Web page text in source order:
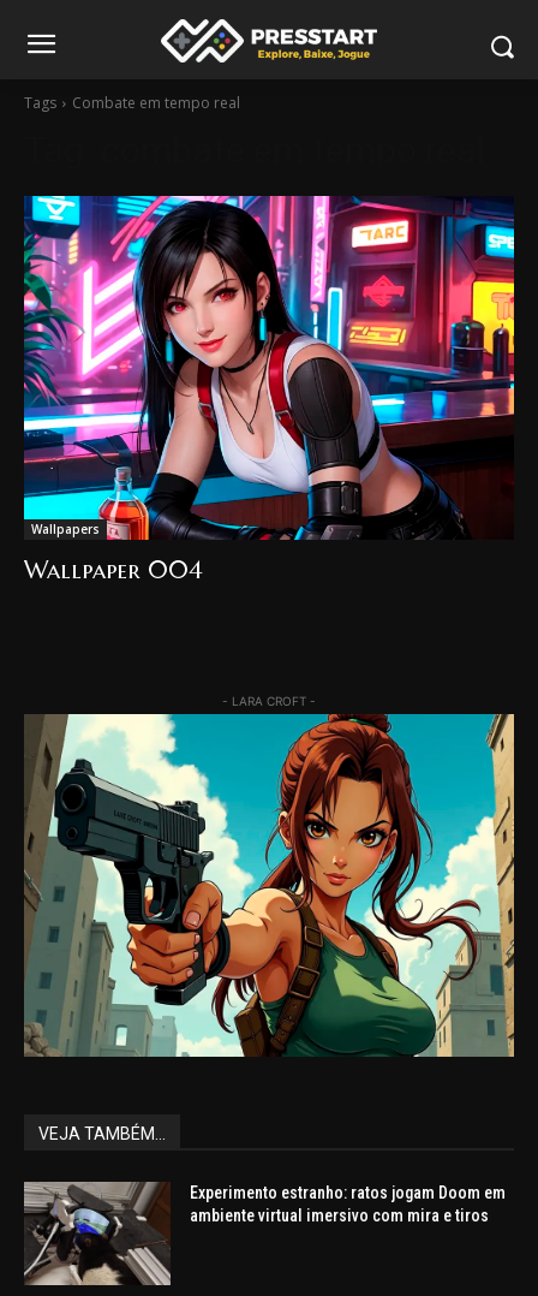
Tags Combate em tempo real
Wallpapers
Wallpaper 004
- LARA CROFT -
VEJA TAMBÉM...
Experimento estranho: ratos jogam Doom em
ambiente virtual imersivo com mira e tiros